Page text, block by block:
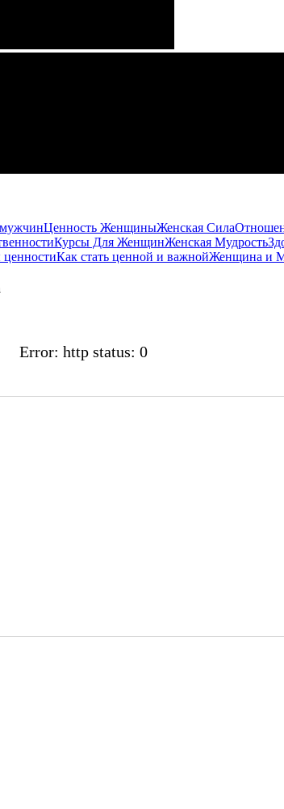
Ценность ЖенщиныЖенская Сила
Курсы Для ЖенщинЖенская Мудрость
Как стать ценной и важнойЖенщина и
Error: http status: 0